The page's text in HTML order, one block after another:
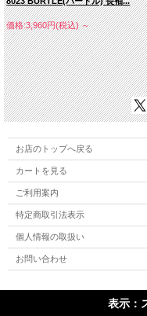
価格:3,960円(税込)～
お店のトップへ戻る
カートを見る
ご利用案内
特定商取引法表示
個人情報の取扱い
お問い合わせ
表示：